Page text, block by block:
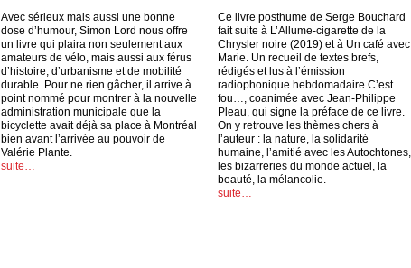
Avec sérieux mais aussi une bonne
dose d’humour, Simon Lord nous offre
un livre qui plaira non seulement aux
amateurs de vélo, mais aussi aux férus
d’histoire, d’urbanisme et de mobilité
durable. Pour ne rien gâcher, il arrive à
point nommé pour montrer à la nouvelle
administration municipale que la
bicyclette avait déjà sa place à Montréal
bien avant l’arrivée au pouvoir de
Valérie Plante.
suite…
Ce livre posthume de Serge Bouchard
fait suite à L’Allume-cigarette de la
Chrysler noire (2019) et à Un café avec
Marie. Un recueil de textes brefs,
rédigés et lus à l’émission
radiophonique hebdomadaire C’est
fou…, coanimée avec Jean-Philippe
Pleau, qui signe la préface de ce livre.
On y retrouve les thèmes chers à
l’auteur : la nature, la solidarité
humaine, l’amitié avec les Autochtones,
les bizarreries du monde actuel, la
beauté, la mélancolie.
suite…